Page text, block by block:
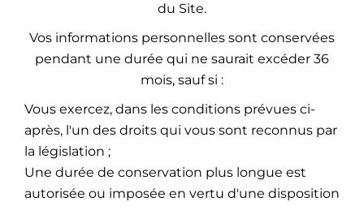
du Site.
Vos informations personnelles sont conservées
pendant une durée qui ne saurait excéder 36
mois, sauf si :
Vous exercez, dans les conditions prévues ci-
après, l'un des droits qui vous sont reconnus par
la législation ;
Une durée de conservation plus longue est
autorisée ou imposée en vertu d'une disposition